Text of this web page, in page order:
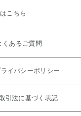
こちら
くあるご質問
イバシーポリシー
引法に基づく表記